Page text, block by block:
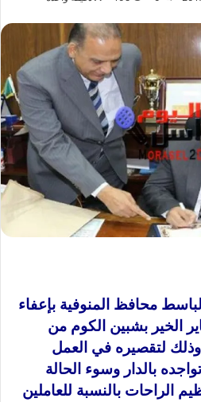
محافظ المنوفية بإعفاء
الخير بشبين الكوم من
وذلك لتقصيره في العمل
بالدار وسوء الحالة
الراحات بالنسبة للعاملين